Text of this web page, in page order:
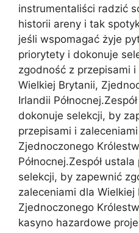
instrumentaliści radzić
historii areny i tak
jeśli wspomagać żyje
priorytety i dokonuje
zgodność z przepisami
Wielkiej Brytanii,
Irlandii
dokonuje selekcji, by
przepisami i
Zjednoczonego
Północnej.Zespół
selekcji, by zapewnić
zaleceniami dla Wielkiej
Zjednoczonego
kasyno hazardowe